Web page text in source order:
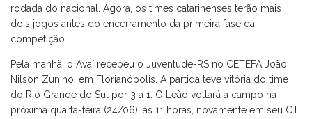
rodada do nacional. Agora, os times catarinenses terão mais
dois jogos antes do encerramento da primeira fase da
competição.
Pela manhã, o Avaí recebeu o Juventude-RS no CETEFA João
Nilson Zunino, em Florianópolis. A partida teve vitória do time
do Rio Grande do Sul por 3 a 1. O Leão voltará a campo na
próxima quarta-feira (24/06), às 11 horas, novamente em seu CT,